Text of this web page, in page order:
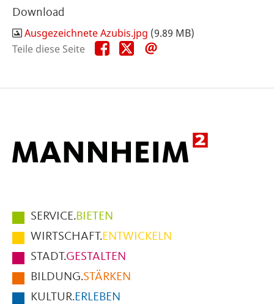
Download
Ausgezeichnete Azubis.jpg (9.89 MB)
Teile diese Seite
Teile
diese
Teile
diese
Hauptmenüpunkte
im
Fußbereich
der
Seite
SERVICE.BIETEN
WIRTSCHAFT.ENTWICKELN
STADT.GESTALTEN
BILDUNG.STÄRKEN
KULTUR.ERLEBEN